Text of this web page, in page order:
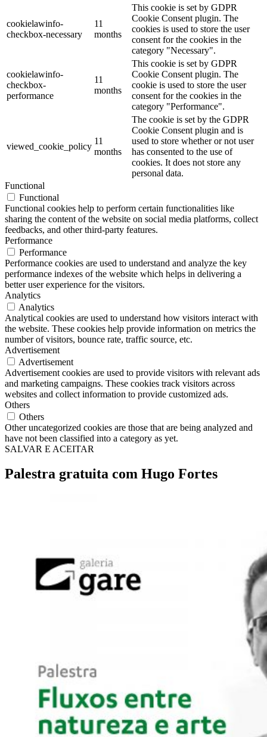
cookielawinfo-
checkbox-necessary
11
months
This cookie is set by GDPR
Cookie Consent plugin. The
cookies is used to store the user
consent for the cookies in the
category "Necessary".
cookielawinfo-
checkbox-
performance
11
months
This cookie is set by GDPR
Cookie Consent plugin. The
cookie is used to store the user
consent for the cookies in the
category "Performance".
viewed_cookie_policy
11
months
The cookie is set by the GDPR
Cookie Consent plugin and is
used to store whether or not user
has consented to the use of
cookies. It does not store any
personal data.
Functional
Functional
Functional cookies help to perform certain functionalities like
sharing the content of the website on social media platforms, collect
feedbacks, and other third-party features.
Performance
Performance
Performance cookies are used to understand and analyze the key
performance indexes of the website which helps in delivering a
better user experience for the visitors.
Analytics
Analytics
Analytical cookies are used to understand how visitors interact with
the website. These cookies help provide information on metrics the
number of visitors, bounce rate, traffic source, etc.
Advertisement
Advertisement
Advertisement cookies are used to provide visitors with relevant ads
and marketing campaigns. These cookies track visitors across
websites and collect information to provide customized ads.
Others
Others
Other uncategorized cookies are those that are being analyzed and
have not been classified into a category as yet.
SALVAR E ACEITAR
Palestra gratuita com Hugo Fortes